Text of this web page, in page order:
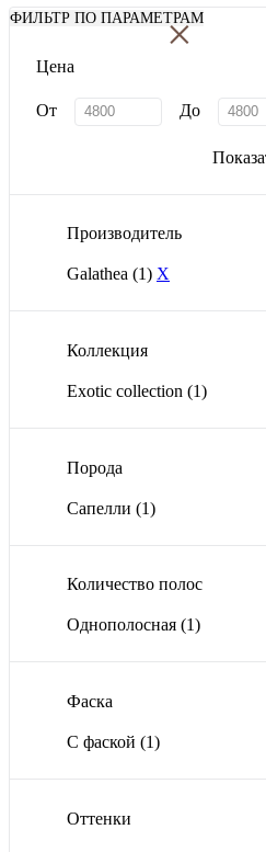
ФИЛЬТР ПО ПАРАМЕТРАМ
×
Цена
От До
Производитель
Galathea (1) X
Коллекция
Exotic collection (1)
Порода
Сапелли (1)
Количество полос
Однополосная (1)
Фаска
С фаской (1)
Оттенки